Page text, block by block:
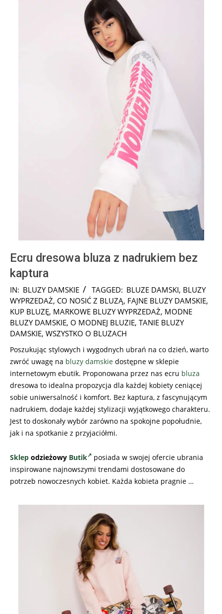
Ecru dresowa bluza z nadrukiem bez
kaptura
2024-
08-
06
IN: BLUZY DAMSKIE TAGGED: BLUZE DAMSKI, BLUZY
WYPRZEDAŻ, CO NOSIĆ Z BLUZĄ, FAJNE BLUZY DAMSKIE,
KUP BLUZĘ, MARKOWE BLUZY WYPRZEDAŻ, MODNE
BLUZY DAMSKIE, O MODNEJ BLUZIE, TANIE BLUZY
DAMSKIE, WSZYSTKO O BLUZACH
Poszukując stylowych i wygodnych ubrań na co dzień, warto
zwróć uwagę na bluzy damskie dostępne w sklepie
internetowym ebutik. Proponowana przez nas ecru bluza
dresowa to idealna propozycja dla każdej kobiety ceniącej
sobie uniwersalność i komfort. Bez kaptura, z fascynującym
nadrukiem, dodaje każdej stylizacji wyjątkowego charakteru.
Jest to doskonały wybór zarówno na spokojne popołudnie,
jak i na spotkanie z przyjaciółmi.
Sklep odzieżowy Butik
posiada w swojej ofercie ubrania
inspirowane najnowszymi trendami dostosowane do
potrzeb nowoczesnych kobiet. Każda kobieta pragnie …